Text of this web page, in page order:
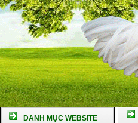
DANH MỤC WEBSITE